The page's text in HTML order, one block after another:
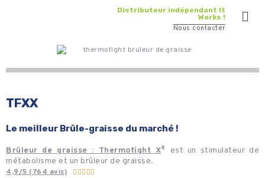
Distributeur indépendant It
Works !
Nous contacter
TFXX
Le meilleur Brûle-graisse du marché !
Brûleur de graisse : Thermofight Xˣ est un stimulateur de
métabolisme et un brûleur de graisse.
4,9/5 (764 avis)   